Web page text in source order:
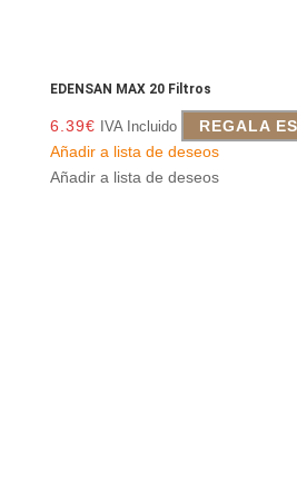
EDENSAN MAX 20 Filtros
6.39€ IVA Incluido
REGALA
Añadir a lista de deseos
Añadir a lista de deseos